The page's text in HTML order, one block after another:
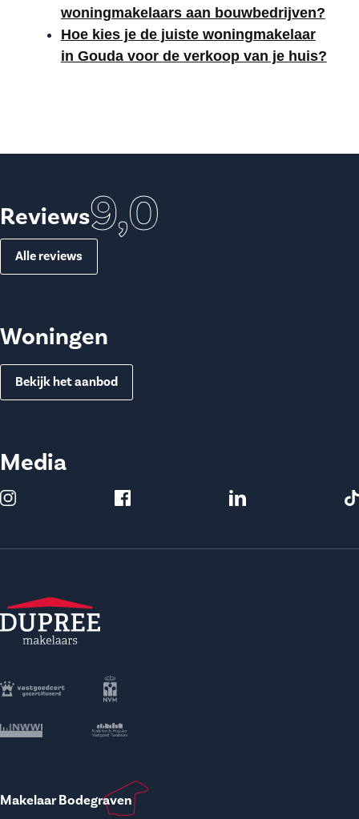
woningmakelaars aan bouwbedrijven?
Hoe kies je de juiste woningmakelaar
in Gouda voor de verkoop van je huis?
Reviews9,0
Alle reviews
Woningen
Bekijk het aanbod
Media
Makelaar Bodegraven